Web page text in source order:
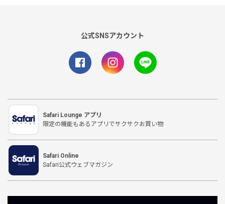
公式SNSアカウント
Safari Lounge アプリ
限定の機能もあるアプリでサクサクお買い物
Safari Online
Safari公式ウェブマガジン